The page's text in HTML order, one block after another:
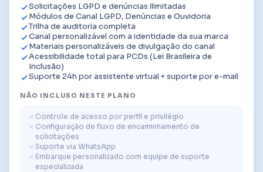
Solicitações LGPD e denúncias ilimitadas
Módulos de Canal LGPD, Denúncias e Ouvidoria
Trilha de auditoria completa
Canal personalizável com a identidade da sua marca
Materiais personalizáveis de divulgação do canal
Acessibilidade total para PCDs (Lei Brasileira de
Inclusão)
Suporte 24h por assistente virtual + suporte por e-mail
NÃO INCLUSO NESTE PLANO
Controle de acesso por perfil e privilégio
Configuração de fluxo de encaminhamento de
solicitações
Suporte via WhatsApp
Embarque personalizado com equipe de suporte
especializada